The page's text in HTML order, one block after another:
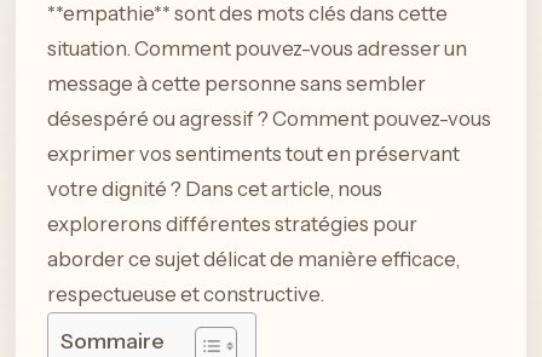
**empathie** sont des mots clés dans cette
situation. Comment pouvez-vous adresser un
message à cette personne sans sembler
désespéré ou agressif ? Comment pouvez-vous
exprimer vos sentiments tout en préservant
votre dignité ? Dans cet article, nous
explorerons différentes stratégies pour
aborder ce sujet délicat de manière efficace,
respectueuse et constructive.
Sommaire